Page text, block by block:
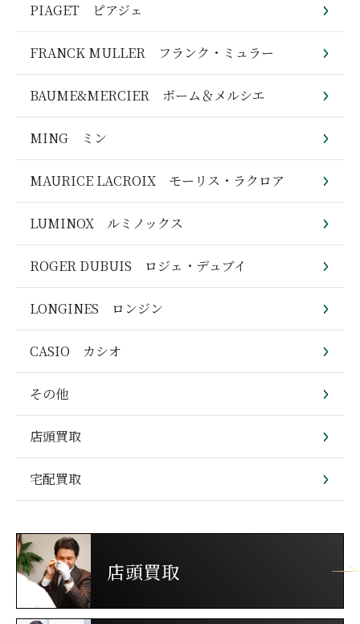
PIAGET ピアジェ
FRANCK MULLER フランク・ミュラー
BAUME&MERCIER ボーム＆メルシエ
MING ミン
MAURICE LACROIX モーリス・ラクロア
LUMINOX ルミノックス
ROGER DUBUIS ロジェ・デュブイ
LONGINES ロンジン
CASIO カシオ
その他
店頭買取
宅配買取
店頭買取